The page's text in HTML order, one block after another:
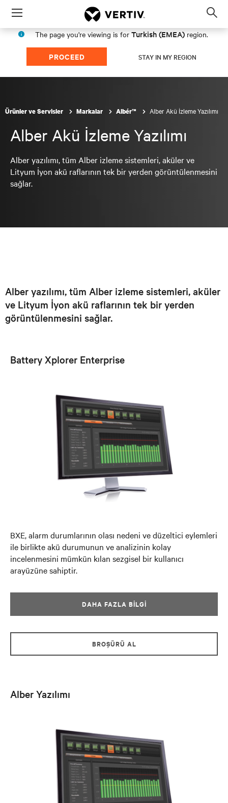
Menu
The page you're viewing is for Turkish (EMEA) region.
PROCEED STAY IN MY REGION
Ürünler ve Servisler Markalar Albér™ Alber Akü İzleme Yazılımı
Alber Akü İzleme Yazılımı
Alber yazılımı, tüm Alber izleme sistemleri, aküler ve
Lityum İyon akü raflarının tek bir yerden görüntülenmesini
sağlar.
Alber yazılımı, tüm Alber izleme sistemleri, aküler
ve Lityum İyon akü raflarının tek bir yerden
görüntülenmesini sağlar.
Battery Xplorer Enterprise
BXE, alarm durumlarının olası nedeni ve düzeltici eylemleri
ile birlikte akü durumunun ve analizinin kolay
incelenmesini mümkün kılan sezgisel bir kullanıcı
arayüzüne sahiptir.
DAHA FAZLA BILGI
BROŞÜRÜ AL
Alber Yazılımı